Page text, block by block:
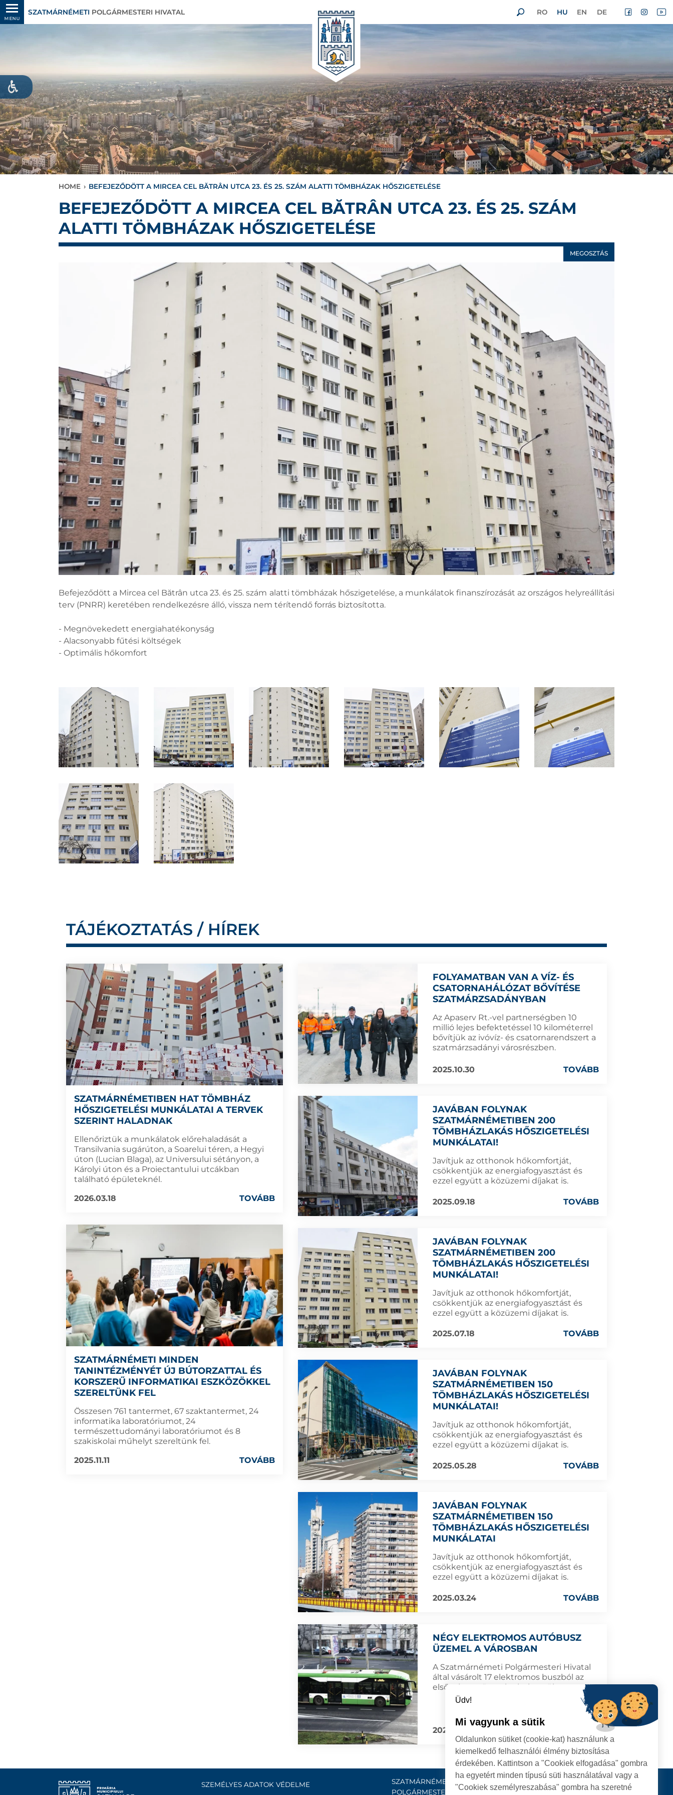
MENU
SZATMÁRNÉMETI POLGÁRMESTERI HIVATAL RO HU EN DE
HOME › BEFEJEZŐDÖTT A MIRCEA CEL BĂTRÂN UTCA 23. ÉS 25. SZÁM ALATTI TÖMBHÁZAK HŐSZIGETELÉSE
BEFEJEZŐDÖTT A MIRCEA CEL BĂTRÂN UTCA 23. ÉS 25. SZÁM
ALATTI TÖMBHÁZAK HŐSZIGETELÉSE
MEGOSZTÁS
Befejeződött a Mircea cel Bătrân utca 23. és 25. szám alatti tömbházak hőszigetelése, a munkálatok finanszírozását az országos helyreállítási
terv (PNRR) keretében rendelkezésre álló, vissza nem térítendő forrás biztosította.
- Megnövekedett energiahatékonyság
- Alacsonyabb fűtési költségek
- Optimális hőkomfort
TÁJÉKOZTATÁS / HÍREK
SZATMÁRNÉMETIBEN HAT TÖMBHÁZ
HŐSZIGETELÉSI MUNKÁLATAI A TERVEK
SZERINT HALADNAK
Ellenőriztük a munkálatok előrehaladását a
Transilvania sugárúton, a Soarelui téren, a Hegyi
úton (Lucian Blaga), az Universului sétányon, a
Károlyi úton és a Proiectantului utcákban
található épületeknél.
2026.03.18
TOVÁBB
SZATMÁRNÉMETI MINDEN
TANINTÉZMÉNYÉT ÚJ BÚTORZATTAL ÉS
KORSZERŰ INFORMATIKAI ESZKÖZÖKKEL
SZERELTÜNK FEL
Összesen 761 tantermet, 67 szaktantermet, 24
informatika laboratóriumot, 24
természettudományi laboratóriumot és 8
szakiskolai műhelyt szereltünk fel.
2025.11.11
TOVÁBB
FOLYAMATBAN VAN A VÍZ- ÉS
CSATORNAHÁLÓZAT BŐVÍTÉSE
SZATMÁRZSADÁNYBAN
Az Apaserv Rt.-vel partnerségben 10
millió lejes befektetéssel 10 kilométerrel
bővítjük az ivóvíz- és csatornarendszert a
szatmárzsadányi városrészben.
2025.10.30 TOVÁBB
JAVÁBAN FOLYNAK
SZATMÁRNÉMETIBEN 200
TÖMBHÁZLAKÁS HŐSZIGETELÉSI
MUNKÁLATAI!
Javítjuk az otthonok hőkomfortját,
csökkentjük az energiafogyasztást és
ezzel együtt a közüzemi díjakat is.
2025.09.18 TOVÁBB
JAVÁBAN FOLYNAK
SZATMÁRNÉMETIBEN 200
TÖMBHÁZLAKÁS HŐSZIGETELÉSI
MUNKÁLATAI!
Javítjuk az otthonok hőkomfortját,
csökkentjük az energiafogyasztást és
ezzel együtt a közüzemi díjakat is.
2025.07.18 TOVÁBB
JAVÁBAN FOLYNAK
SZATMÁRNÉMETIBEN 150
TÖMBHÁZLAKÁS HŐSZIGETELÉSI
MUNKÁLATAI!
Javítjuk az otthonok hőkomfortját,
csökkentjük az energiafogyasztást és
ezzel együtt a közüzemi díjakat is.
2025.05.28 TOVÁBB
JAVÁBAN FOLYNAK
SZATMÁRNÉMETIBEN 150
TÖMBHÁZLAKÁS HŐSZIGETELÉSI
MUNKÁLATAI
Javítjuk az otthonok hőkomfortját,
csökkentjük az energiafogyasztást és
ezzel együtt a közüzemi díjakat is.
2025.03.24 TOVÁBB
NÉGY ELEKTROMOS AUTÓBUSZ
ÜZEMEL A VÁROSBAN
A Szatmárnémeti Polgármesteri Hivatal
által vásárolt 17 elektromos buszból az
első négyet üzembe helyeztük.
2025.01.27 TOVÁBB
SZEMÉLYES ADATOK VÉDELME
SZATMÁRNÉMETI
POLGÁRMESTERI HIVATAL
Kapcsolat
Üdv!
Mi vagyunk a sütik
Oldalunkon sütiket (cookie-kat) használunk a
kiemelkedő felhasználói élmény biztosítása
érdekében. Kattintson a "Cookiek elfogadása" gombra
ha egyetért minden típusú süti használatával vagy a
"Cookiek személyreszabása" gombra ha szeretné